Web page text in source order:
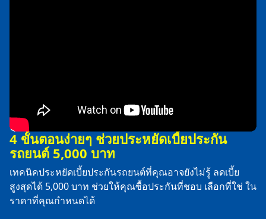
4 ขั้นตอนง่ายๆ ช่วยประหยัดเบี้ยประกัน
รถยนต์ 5,000 บาท
เทคนิคประหยัดเบี้ยประกันรถยนต์ที่คุณอาจยังไม่รู้ ลดเบี้ย
สูงสุดได้ 5,000 บาท ช่วยให้คุณซื้อประกันที่ชอบ เลือกที่ใช่ ใน
ราคาที่คุณกำหนดได้